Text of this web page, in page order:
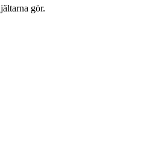
gör.